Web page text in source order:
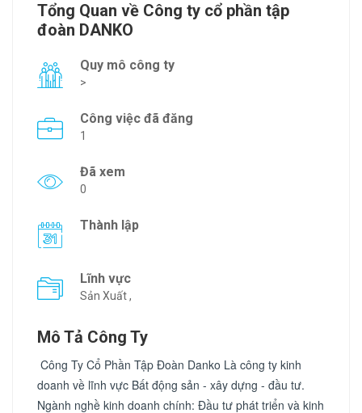
Tổng Quan về Công ty cổ phần tập
đoàn DANKO
Quy mô công ty
>
Công việc đã đăng
1
Đã xem
0
Thành lập
Lĩnh vực
Sản Xuất ,
Mô Tả Công Ty
Công Ty Cổ Phần Tập Đoàn Danko Là công ty kinh
doanh về lĩnh vực Bất động sản - xây dựng - đầu tư.
Ngành nghề kinh doanh chính: Đầu tư phát triển và kinh